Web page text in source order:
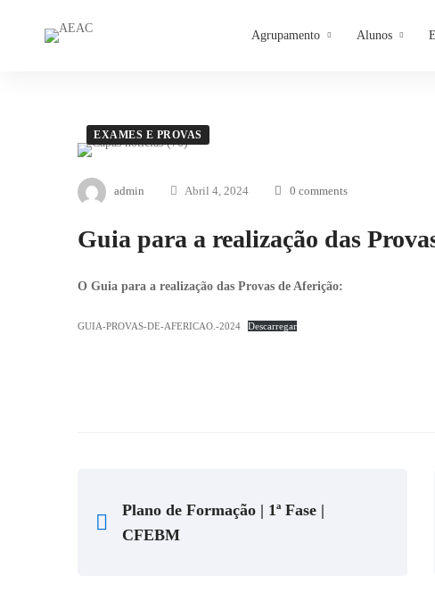
Agrupamento Alunos
EXAMES E PROVAS
admin Abril 4, 2024 0 comments
Guia para a realização das
O Guia para a realização das Provas de Aferição:
GUIA-PROVAS-DE-AFERICAO.-2024 Descarregar
Plano de Formação | 1ª Fase |
CFEBM